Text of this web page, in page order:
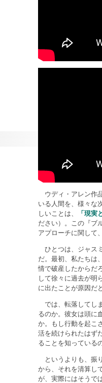
ウディ・アレン作
いる人間を、様々な
しいことは、
「現実
ださい）。この『ブ
アプローチに関して
ひとつは、ジャス
だ。最初、私たちは
情で破産したからだ
して徐々に過去が明
に出たことが原因だ
では、転落してし
るのか。彼女は頭に
か。もし行動を起こ
活を続けられたはず
ることを知っている
というよりも、振
から、それを清算し
が、実際にはそうで